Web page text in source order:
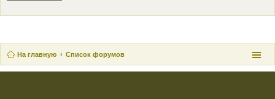
На главную Список форумов